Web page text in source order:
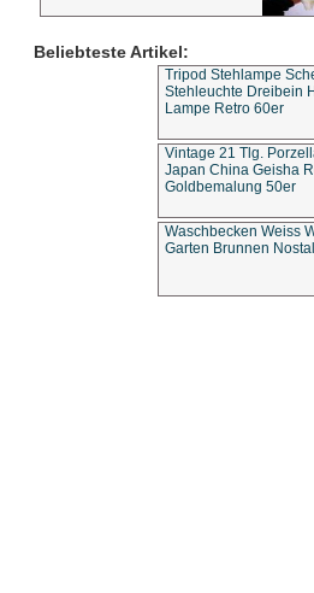
Beliebteste Artikel:
Tripod Stehlampe
Stehleuchte Dreibein
Lampe Retro 60er
Vintage 21 Tlg.
Japan China Geisha
Goldbemalung 50er
Waschbecken Weiss
Garten Brunnen